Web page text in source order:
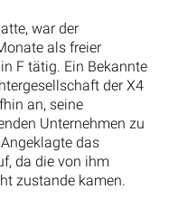
war der
als freier
F tätig. Ein Bekannte
der X4
an, seine
Unternehmen zu
das
da die von ihm
zustande kamen.